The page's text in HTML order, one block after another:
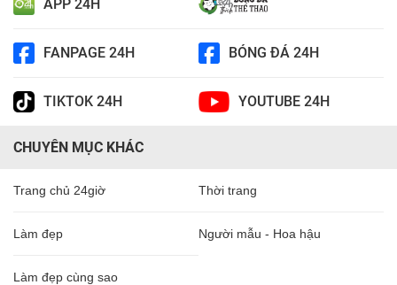
APP 24H
FANPAGE 24H BÓNG ĐÁ 24H
TIKTOK 24H YOUTUBE 24H
CHUYÊN MỤC KHÁC
Trang chủ 24giờ Thời trang
Làm đẹp Người mẫu - Hoa hậu
Làm đẹp cùng sao